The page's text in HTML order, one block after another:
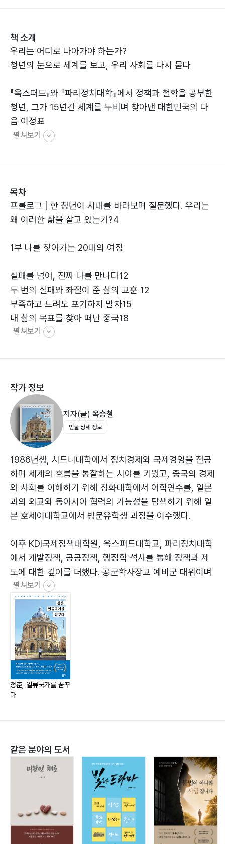
책 소개
우리는 어디로 나아가야 하는가?
청년의 눈으로 세계를 보고, 우리 사회를 다시 묻다
『옥스퍼드』와 『파리정치대학』에서 정책과 철학을 공부한
청년, 그가 15년간 세계를 누비며 찾아낸 대한민국의 다
음 이정표
펼쳐보기
목차
프롤로그 | 한 청년이 시대를 바라보며 질문했다. 우리는
왜 이러한 삶을 살고 있는가?4
1부 나를 찾아가는 20대의 여정
실패를 넘어, 진짜 나를 만나다12
두 번의 실패와 좌절이 준 삶의 교훈 12
부족하고 느려도 포기하지 말자15
내 삶의 목표를 찾아 떠난 중국18
나침반을 찾아 떠난 중국 유학18
칭화대에서 만난 중국의 미래, 그리고 우리의 과제35
수많은 스타트업이 생겨나고 있던 북경 중관춘41
내 기숙사 앞방에 살던 북한 엘리트 학생들42
중국 전역을 여행하면서 본 발전의 명과 암45
일본에서 마주한 역사의 그림자51
일본 유학 도전기, 낯선 세계에 발을 딛다51
네? 안중근 의사가 테러리스트라구요?55
아픔을 딛고 번영을 위한 협력으로61
희망을 잃어버린 일본 청년들63
재일교포가 들려준 아픔과 슬픔의 역사66
70
나라를 지키는 길, 공군 장교가 되다75
대한민국 공군 장교로 다시 서다75
인생에서 가장 혹독했던 4개월80
군대에서 배운 리더십, 사람을 움직이는 법86
세계의 아픔에 공감하다: 고통 속에서 피어난 희망의 씨앗
시리아 난민을 돕기 위해 요르단으로 떠나다94
시리아 난민을 보고 깨달은 북한 난민 정책101
우버 드라이버 요르단 청년들104
요르단 한국어과 학생들과 중동 진출109
모세와 이스라엘 민족의 광야112
옥스퍼드에서 배운 정책, 그리고 사람120
오랜 기다림 끝에 옥스퍼드에 합격하다120
옥스퍼드 대학에서의 첫 주, 세계의 지성들과 만나다124
양극단을 초월하는 옥스퍼드의 철학 수업131
옥스퍼드, 한국의 경제 발전과 민주주의를 가르치다135
독재와 싸우는 베네수엘라 인권 변호사 친구140
옥스퍼드에서 본 일상의 자연145
펼쳐보기
작가 정보
저자(글) 옥승철
인물 상세 정보
1986년생, 시드니대학에서 정치경제와 국제경영을 전공
하며 세계의 흐름을 통찰하는 시야를 키웠고, 중국의 경제
와 사회를 이해하기 위해 칭화대학에서 어학연수를, 일본
과의 외교와 동아시아 협력의 가능성을 탐색하기 위해 일
본 호세이대학교에서 방문유학생 과정을 이수했다.
이후 KDI국제정책대학원, 옥스퍼드대학교, 파리정치대학
에서 개발정책, 공공정책, 행정학 석사를 통해 정책과 제
도에 대한 깊이를 더했다. 공군학사장교 예비군 대위이며
KOICA 인턴부터 건축공간연구원, 아시아교육협회, 글로
벌 IT 기업 Meta, 정책 싱크탱크에 이르기까지 공공과 민
간, 기술과 정책, 국내와 국제를 넘나들며 폭넓은 현장을
경험해 왔다. 현장과 이론, 이상과 현실을 모두 아우르며
‘어떻게 더 나은 사회를 만들 것인가’에 대한 질문을 붙들
고 살아왔다.
펼쳐보기
청춘, 일류국가를 꿈꾸
다
같은 분야의 도서